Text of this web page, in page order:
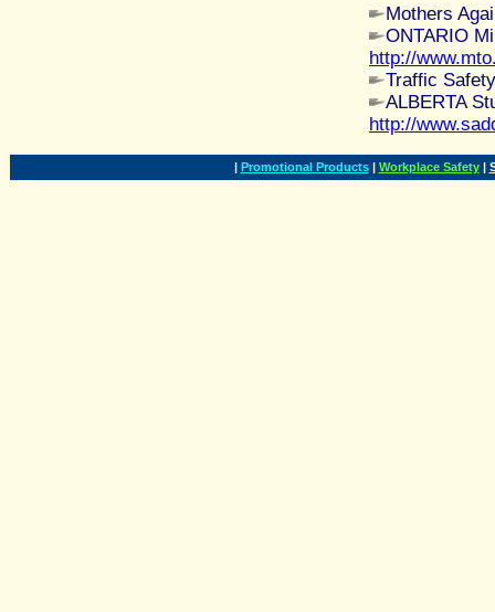
Mothers
ONTARIO
http://
Traffic
ALBERTA S
http://
| Promotional Products | Workplace Safety |